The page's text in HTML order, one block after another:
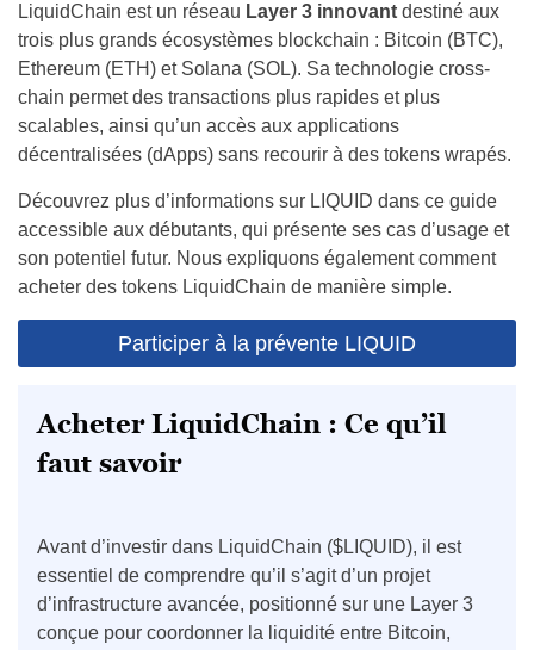
LiquidChain est un réseau Layer 3 innovant destiné aux
trois plus grands écosystèmes blockchain : Bitcoin (BTC),
Ethereum (ETH) et Solana (SOL). Sa technologie cross-
chain permet des transactions plus rapides et plus
scalables, ainsi qu’un accès aux applications
décentralisées (dApps) sans recourir à des tokens wrapés.
Découvrez plus d’informations sur LIQUID dans ce guide
accessible aux débutants, qui présente ses cas d’usage et
son potentiel futur. Nous expliquons également comment
acheter des tokens LiquidChain de manière simple.
Participer à la prévente LIQUID
Acheter LiquidChain : Ce qu’il
faut savoir
Avant d’investir dans LiquidChain ($LIQUID), il est
essentiel de comprendre qu’il s’agit d’un projet
d’infrastructure avancée, positionné sur une Layer 3
conçue pour coordonner la liquidité entre Bitcoin,